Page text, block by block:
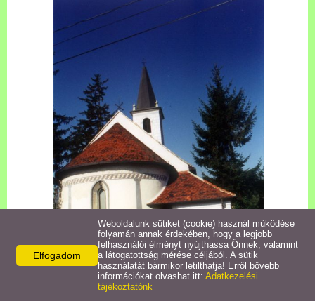
Bursa Hungarica Pályázat
Nyilvántartások
Népszokások
Letöltések
Elfogadom
Weboldalunk sütiket (cookie) használ működése
folyamán annak érdekében, hogy a legjobb
felhasználói élményt nyújthassa Önnek, valamint
a látogatottság mérése céljából. A sütik
használatát bármikor letilthatja! Erről bővebb
információkat olvashat itt: Adatkezelési
tájékoztatónk